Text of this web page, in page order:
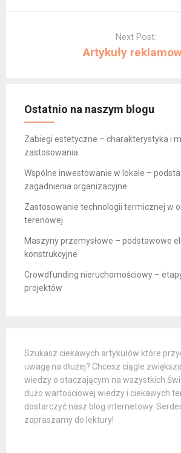
Next Post:
Artykuły
Ostatnio na naszym blogu
Zabiegi estetyczne – charakterystyka i
zastosowania
Wspólne inwestowanie w lokale –
zagadnienia organizacyjne
Zastosowanie technologii termicznej w
terenowej
Maszyny przemysłowe – podstawowe
konstrukcyjne
Crowdfunding nieruchomościowy –
projektów
Szukasz ciekawych artykułów które
uwagę na dłużej? Chcesz ciągle
wiedzy o otaczającym na wszystkich
dużo wartościowej wiedzy i ciekawych
dostarczyć nasz blog internetowy.
zapraszamy do lektury!